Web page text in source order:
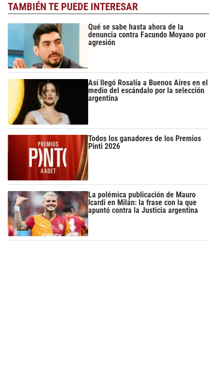
TAMBIÉN TE PUEDE INTERESAR
Qué se sabe hasta ahora de la
denuncia contra Facundo Moyano por
agresión
Así llegó Rosalía a Buenos Aires en el
medio del escándalo por la selección
argentina
Todos los ganadores de los Premios
Pinti 2026
La polémica publicación de Mauro
Icardi en Milán: la frase con la que
apuntó contra la Justicia argentina